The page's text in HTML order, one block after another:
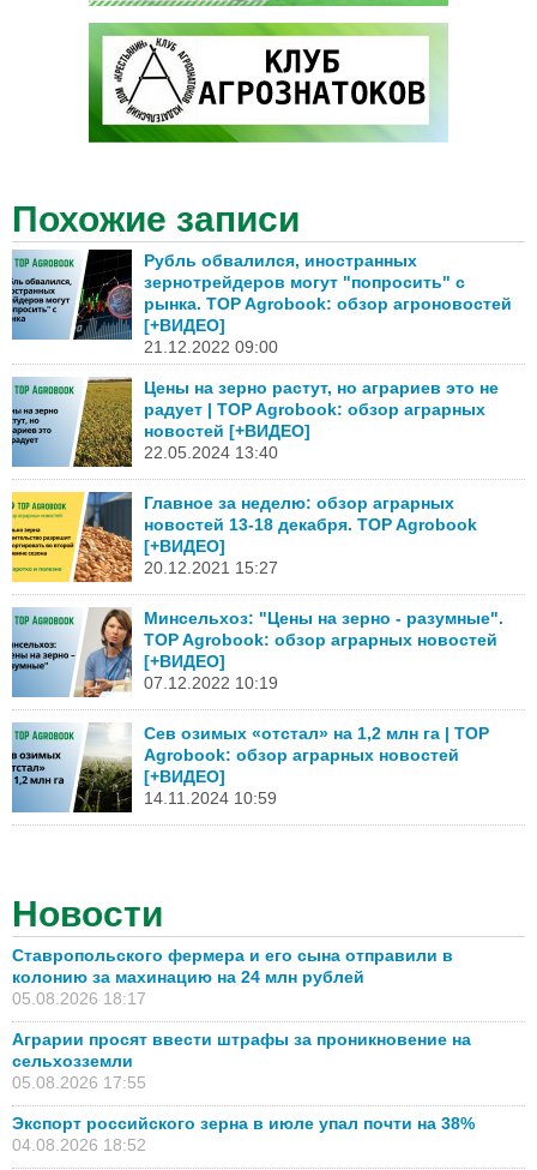
Похожие записи
Рубль обвалился, иностранных
зернотрейдеров могут "попросить" с
рынка. TOP Agrobook: обзор агроновостей
[+ВИДЕО]
21.12.2022 09:00
Цены на зерно растут, но аграриев это не
радует | TOP Agrobook: обзор аграрных
новостей [+ВИДЕО]
22.05.2024 13:40
Главное за неделю: обзор аграрных
новостей 13-18 декабря. TOP Agrobook
[+ВИДЕО]
20.12.2021 15:27
Минсельхоз: "Цены на зерно - разумные".
TOP Agrobook: обзор аграрных новостей
[+ВИДЕО]
07.12.2022 10:19
Сев озимых «отстал» на 1,2 млн га | TOP
Agrobook: обзор аграрных новостей
[+ВИДЕО]
14.11.2024 10:59
Новости
Ставропольского фермера и его сына отправили в
колонию за махинацию на 24 млн рублей
05.08.2026 18:17
Аграрии просят ввести штрафы за проникновение на
сельхозземли
05.08.2026 17:55
Экспорт российского зерна в июле упал почти на 38%
04.08.2026 18:52